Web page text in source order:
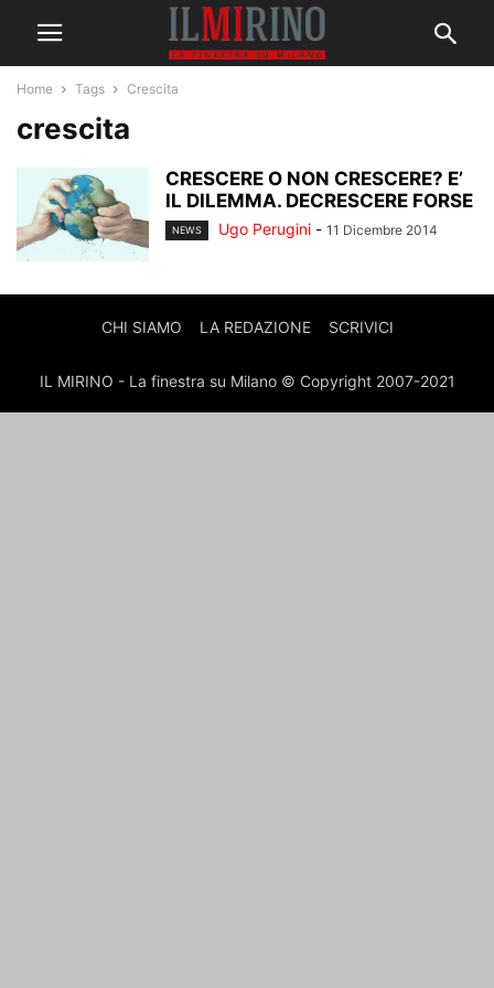
Home Tags Crescita
crescita
CRESCERE O NON CRESCERE? E’
IL DILEMMA. DECRESCERE FORSE
NEWS Ugo Perugini - 11 Dicembre 2014
CHI SIAMO LA REDAZIONE SCRIVICI
IL MIRINO - La finestra su Milano © Copyright 2007-2021